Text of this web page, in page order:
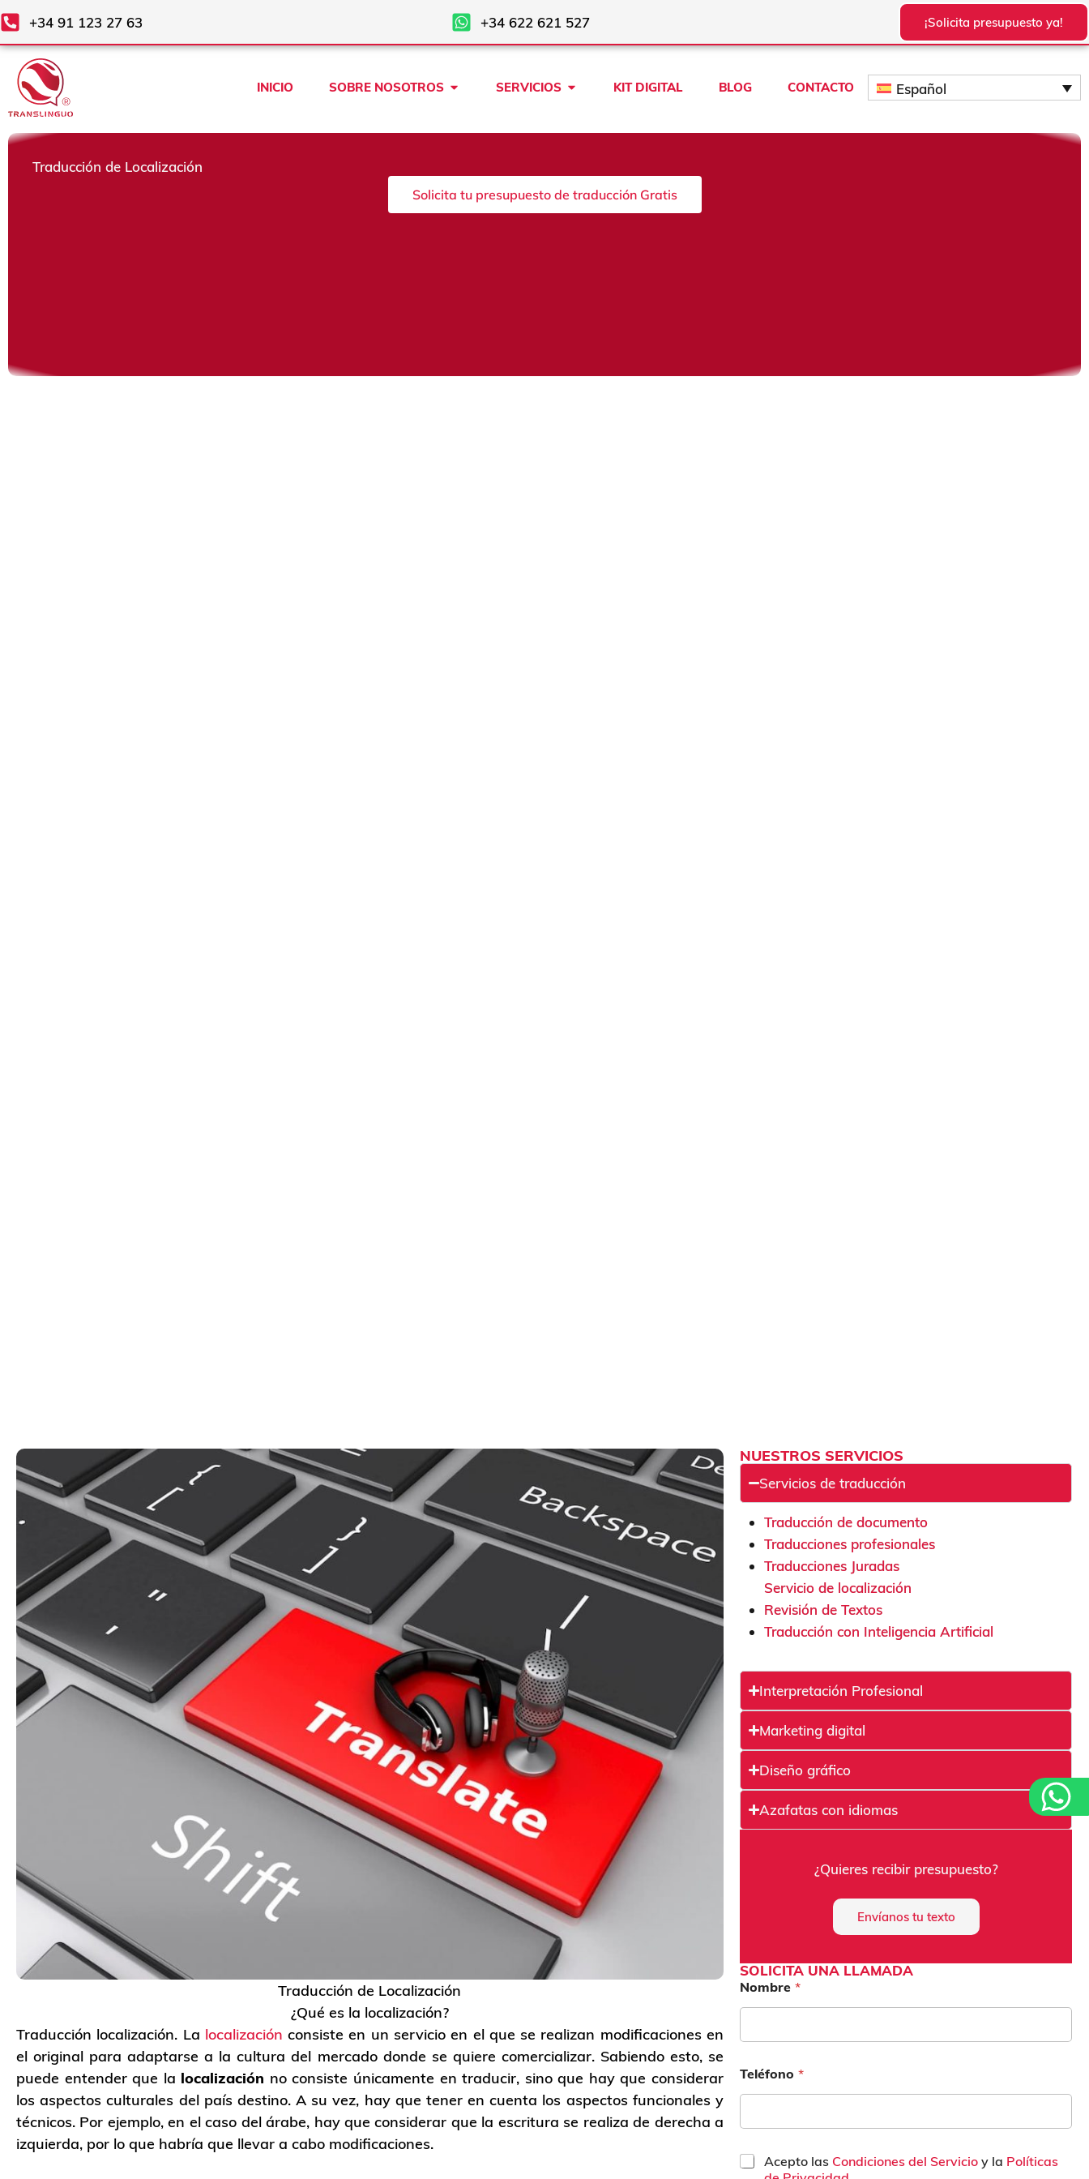
Ir
al
contenido
+34 91 123 27 63 +34 622 621 527 ¡Solicita presupuesto ya!
INICIO SOBRE NOSOTROS Open SOBRE NOSOTROS
SERVICIOS Open SERVICIOS
KIT DIGITAL BLOG CONTACTO Español
Traducción de Localización
Solicita tu presupuesto de traducción Gratis
Traducción de Localización
¿Qué es la localización?
Traducción localización. La localización consiste en un servicio en el que se realizan modificaciones en
el original para adaptarse a la cultura del mercado donde se quiere comercializar. Sabiendo esto, se
puede entender que la localización no consiste únicamente en traducir, sino que hay que considerar
los aspectos culturales del país destino. A su vez, hay que tener en cuenta los aspectos funcionales y
técnicos. Por ejemplo, en el caso del árabe, hay que considerar que la escritura se realiza de derecha a
izquierda, por lo que habría que llevar a cabo modificaciones.
NUESTROS SERVICIOS
Servicios de traducción
Traducción de documento
Traducciones profesionales
Traducciones Juradas
Servicio de localización
Revisión de Textos
Traducción con Inteligencia Artificial
Interpretación Profesional
Marketing digital
Diseño gráfico
Azafatas con idiomas
¿Quieres recibir presupuesto?
Envíanos tu texto
SOLICITA UNA LLAMADA
Nombre *
Teléfono *
C
Acepto las Condiciones del Servicio y la Políticas